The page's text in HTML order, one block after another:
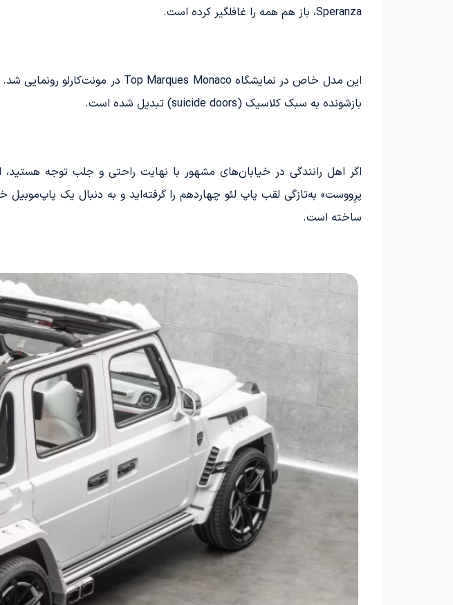
Speranza، باز هم همه را غافلگیر کرده است.
بازشونده به سبک کلاسیک (suicide doors) تبدیل شده است.
اگر اهل رانندگی در خیابان‌های مشهور با نهایت راحتی و جلب توجه هستید،
پرِووست» به‌تازگی لقب پاپ لئو چهاردهم را گرفته‌اید و به دنبال یک
ساخته است.